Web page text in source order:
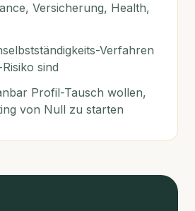
Versicherung, Health,
Verfahren
sind
Profil-Tausch wollen,
von Null zu starten